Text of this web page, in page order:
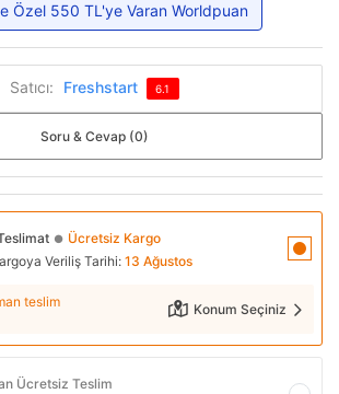
Özel 550 TL'ye Varan Worldpuan
Satıcı: Freshstart 6.1
Soru & Cevap (0)
● Ücretsiz Kargo
Veriliş Tarihi:13 Ağustos
teslim
Konum Seçiniz
Ücretsiz Teslim